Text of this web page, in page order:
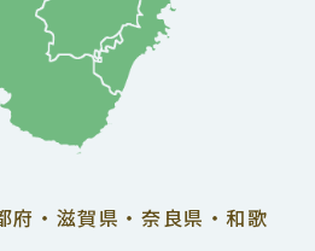
府・滋賀県・奈良県・和歌